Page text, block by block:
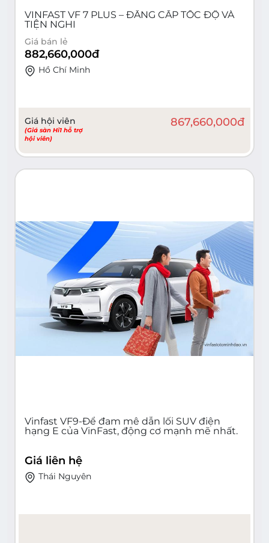
VINFAST VF 7 PLUS – ĐẲNG CẤP TỐC ĐỘ VÀ
TIỆN NGHI
Giá bán lẻ
882,660,000đ
Hồ Chí Minh
Giá hội viên
(Giá sàn Hi1 hỗ trợ
hội viên)
867,660,000đ
Vinfast VF9-Để đam mê dẫn lối SUV điện
hạng E của VinFast, động cơ mạnh mẽ nhất.
Giá liên hệ
Thái Nguyên